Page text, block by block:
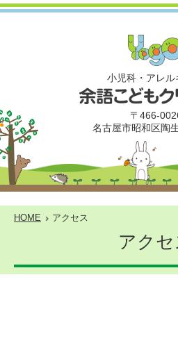
小児科 アレル
〒466-
名古屋市昭和区陶
HOME アクセス
アクセ